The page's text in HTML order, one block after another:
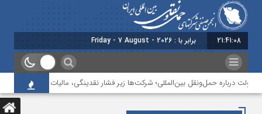
21:41:08 برابر با : Friday - 7 August - 2026
درباره حمل‌ونقل بین‌المللی؛ شرکت‌ها زیر فشار نقدینگی، مالیات و افت عملیات